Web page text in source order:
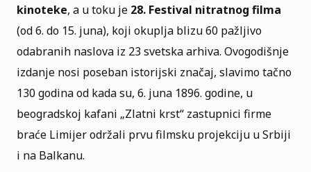
kinoteke, a u toku je 28. Festival nitratnog filma
(od 6. do 15. juna), koji okuplja blizu 60 pažljivo
odabranih naslova iz 23 svetska arhiva. Ovogodišnje
izdanje nosi poseban istorijski značaj, slavimo tačno
130 godina od kada su, 6. juna 1896. godine, u
beogradskoj kafani „Zlatni krst“ zastupnici firme
braće Limijer održali prvu filmsku projekciju u Srbiji
i na Balkanu.